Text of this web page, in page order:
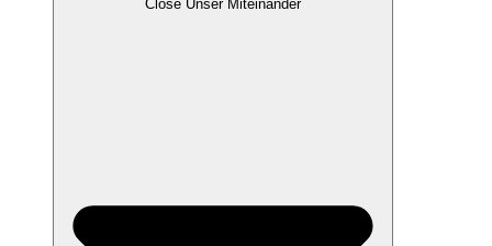
Close Unser Miteinander